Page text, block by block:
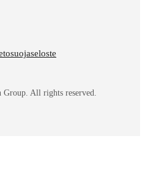
All rights reserved.